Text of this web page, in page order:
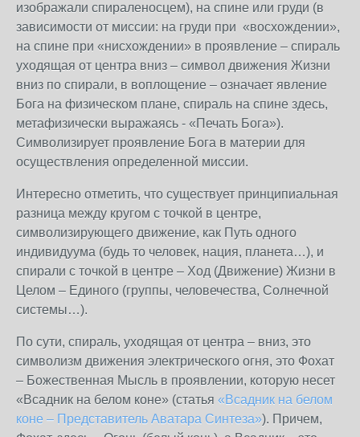
изображали спираленосцем), на спине или груди (в
зависимости от миссии: на груди при «восхождении»,
на спине при «нисхождении» в проявление – спираль
уходящая от центра вниз – символ движения Жизни
вниз по спирали, в воплощение – означает явление
Бога на физическом плане, спираль на спине здесь,
метафизически выражаясь - «Печать Бога»).
Символизирует проявление Бога в материи для
осуществления определенной миссии.
Интересно отметить, что существует принципиальная
разница между кругом с точкой в центре,
символизирующего движение, как Путь одного
индивидуума (будь то человек, нация, планета…), и
спирали с точкой в центре – Ход (Движение) Жизни в
Целом – Единого (группы, человечества, Солнечной
системы…).
По сути, спираль, уходящая от центра – вниз, это
символизм движения электрического огня, это Фохат
– Божественная Мысль в проявлении, которую несет
«Всадник на белом коне» (статья «Всадник на белом
коне – Представитель Аватара Синтеза»). Причем,